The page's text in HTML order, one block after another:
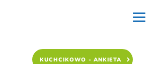
KUCHCIKOWO - ANKIETA